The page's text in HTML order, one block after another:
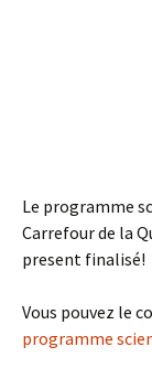
Le programme
Carrefour de la
present finalisé!
Vous pouvez le
programme